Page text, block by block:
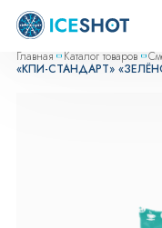
Главная
Каталог товаров
«КПИ-СТАНДАРТ»